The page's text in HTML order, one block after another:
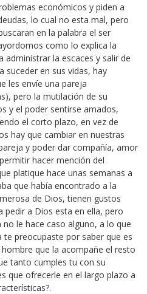
económicos y piden a
lo cual no esta mal, pero
en la palabra el ser
como lo explica la
administrar la escaces y salir de
suceder en sus vidas, hay
les envíe una pareja
pero la mutilación de su
y el poder sentirse amados,
el corto plazo, en vez de
hay que cambiar en nuestras
y poder dar compañía, amor
hacer mención del
platique hace unas semanas a
que había encontrado a la
de Dios, tienen gustos
pedir a Dios esta en ella, pero
le hace caso alguno, a lo que
preocupaste por saber que es
que la acompañe el resto
tanto cumples tu con su
que ofrecerle en el largo plazo a